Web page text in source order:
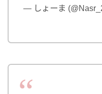
— しょーま